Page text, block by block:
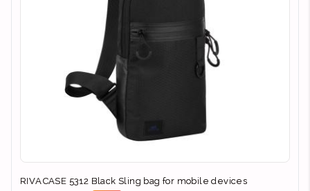
RIVACASE 5312 Black Sling bag for mobile devices